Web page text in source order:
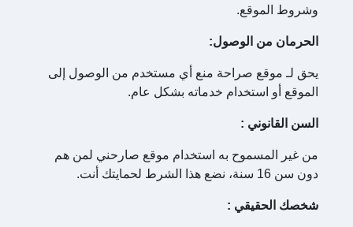
وشروط الموقع.
الحرمان من الوصول:
يحق لـ موقع صراحة منع أي مستخدم من الوصول إلى
الموقع أو استخدام خدماته بشكل عام.
السن القانوني :
من غير المسموح به استخدام موقع صارحني لمن هم
دون سن 16 سنة، نضع هذا الشرط لحمايتك أنت.
شخصك الحقيقي :